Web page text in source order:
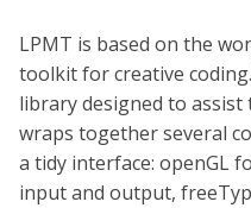
LPMT is based on the
toolkit for creative
library designed to assist
wraps together several
a tidy interface: openGL
input and output,